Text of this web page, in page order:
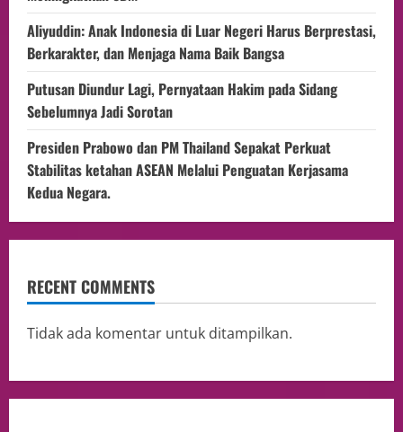
Aliyuddin: Anak Indonesia di Luar Negeri Harus Berprestasi,
Berkarakter, dan Menjaga Nama Baik Bangsa
Putusan Diundur Lagi, Pernyataan Hakim pada Sidang
Sebelumnya Jadi Sorotan
Presiden Prabowo dan PM Thailand Sepakat Perkuat
Stabilitas ketahan ASEAN Melalui Penguatan Kerjasama
Kedua Negara.
RECENT COMMENTS
Tidak ada komentar untuk ditampilkan.